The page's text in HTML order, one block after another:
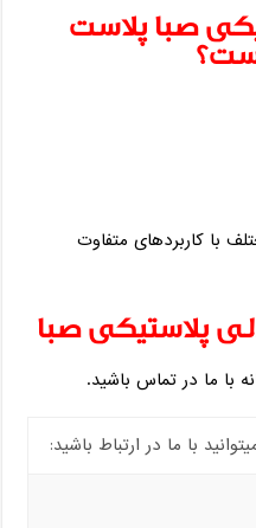
صبا پلاست
با کاربردهای متفاوت
پلاستیکی صبا
با ما در تماس باشید.
با ما در ارتباط باشید: